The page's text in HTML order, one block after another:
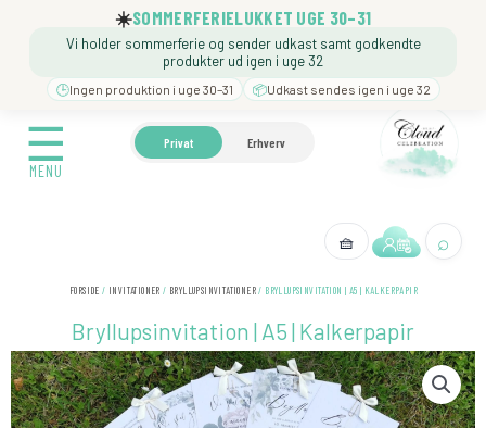
☀️SOMMERFERIELUKKET UGE 30–31
Vi holder sommerferie og sender udkast samt godkendte
produkter ud igen i uge 32
🕒Ingen produktion i uge 30–31 📦Udkast sendes igen i uge 32
☰
MENU
Privat Erhverv
🧺 ⌕
☰
MENU
🍼 BARNEDÅB ❓️ BESØG
FORSIDE / INVITATIONER / BRYLLUPSINVITATIONER/ BRYLLUPSINVITATION | A5 | KALKERPAPIR
Bryllupsinvitation | A5 | Kalkerpapir